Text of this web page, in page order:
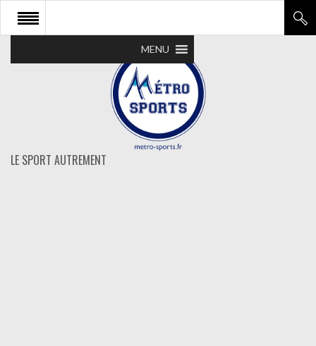
LE SPORT AUTREMENT
MENU